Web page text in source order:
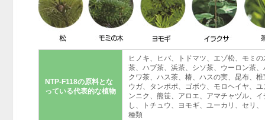
NTP-F118の原料とな
っている代表的な植物
ヒノキ、ヒバ、トドマツ、エゾ松、モミ
茶、ハブ茶、浜茶、シソ茶、ウーロン茶
クワ茶、ハス茶、椿、ハスの実、昆布、
ウガ、タンポポ、ゴボウ、モロヘイヤ、
ンニク、熊笹、アロエ、アマチャヅル、
し、トチュウ、ヨモギ、ユーカリ、セリ
種類